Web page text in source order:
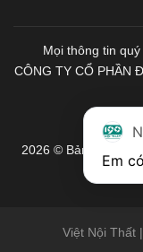
Mọi thông tin
CÔNG TY CỔ PHẦN
2026 © Bản quyền
Việt Nội Thất